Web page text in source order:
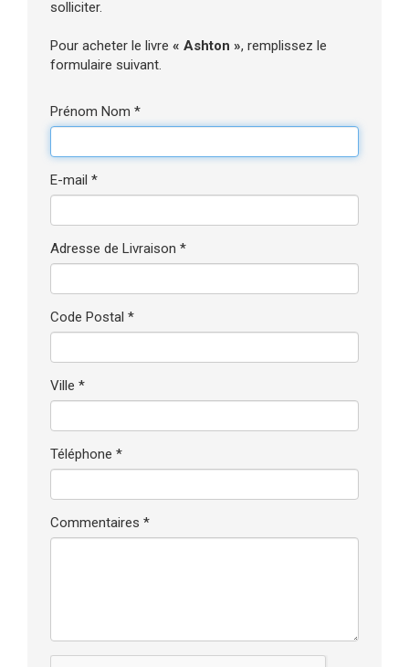
solliciter.
Pour acheter le livre « Ashton », remplissez le
formulaire suivant.
Prénom Nom *
E-mail *
Adresse de Livraison *
Code Postal *
Ville *
Téléphone *
Commentaires *